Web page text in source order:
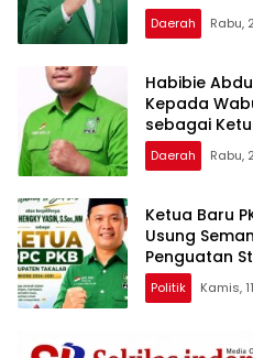
Daerah Rabu,
Habibie
Kepada
sebagai
Periode
Daerah Rabu,
Ketua Baru
Usung
Penguatan
Politik Kamis,